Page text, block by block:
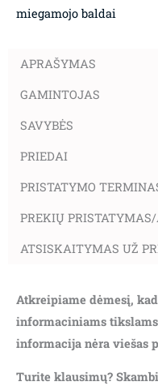
miegamojo baldai
APRAŠYMAS
GAMINTOJAS
SAVYBĖS
PRIEDAI
PRISTATYMO
PREKIŲ
ATSISKAITYMAS UŽ
Atkreipiame dėmesį,
informaciniams
informacija nėra viešas
Turite klausimų?